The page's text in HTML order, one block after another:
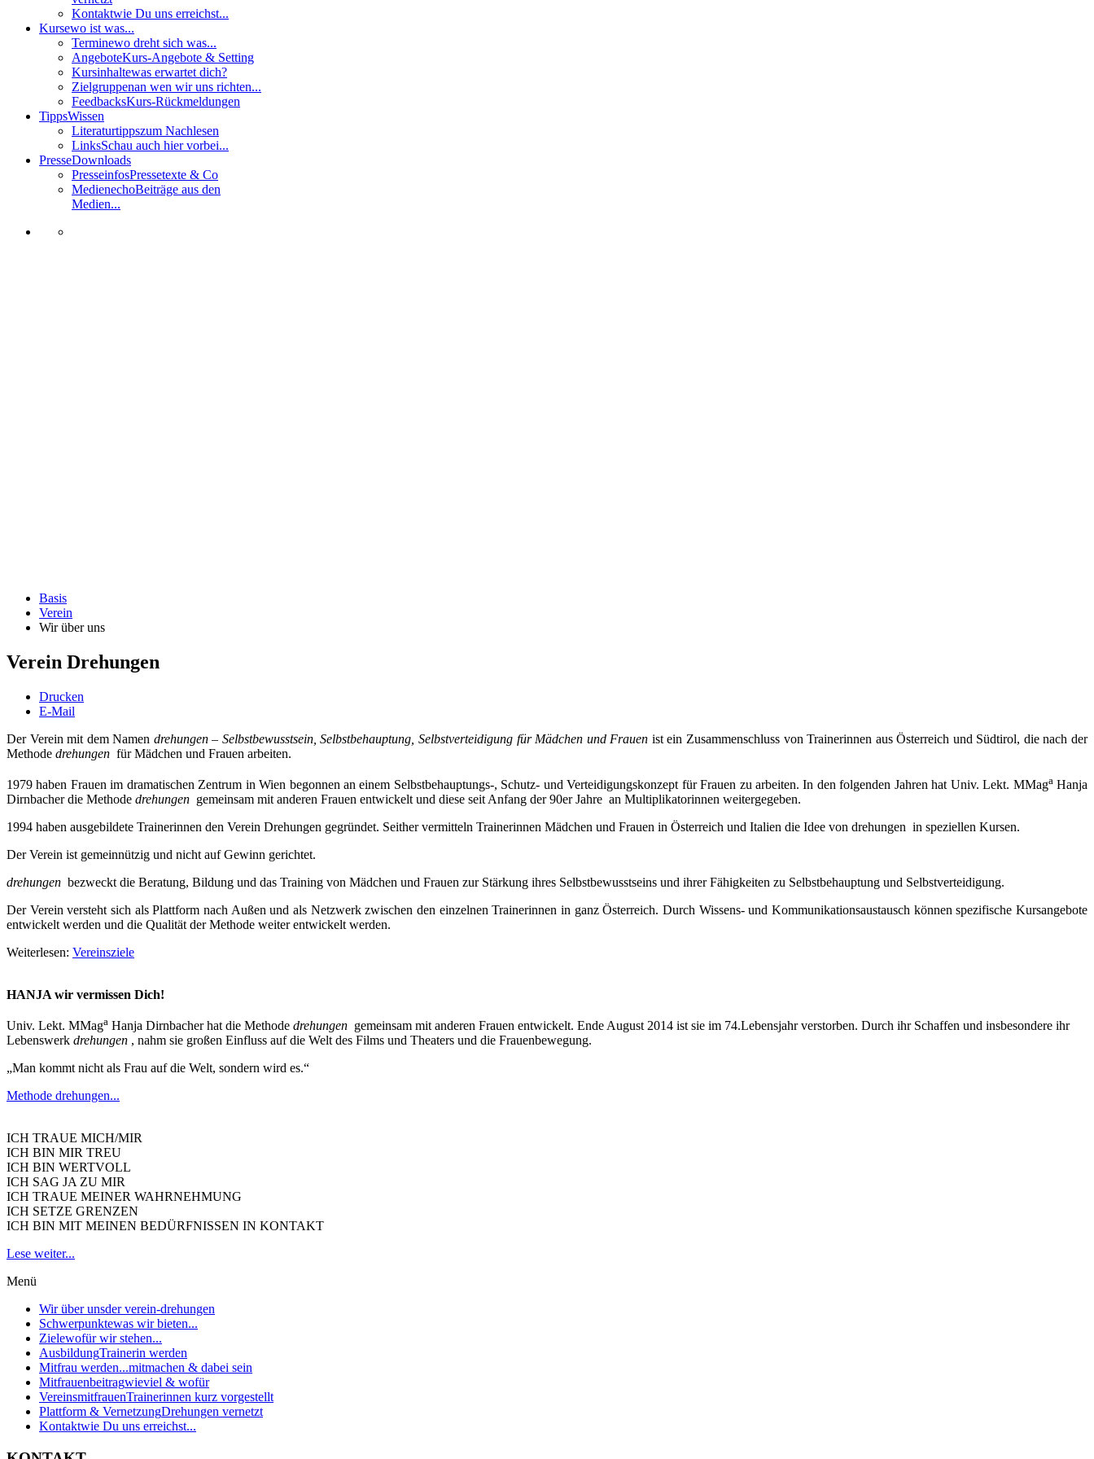
Kontaktwie Du uns erreichst...
Kursewo ist was...
Terminewo dreht sich was...
AngeboteKurs-Angebote & Setting
Kursinhaltewas erwartet dich?
Zielgruppenan wen wir uns richten...
FeedbacksKurs-Rückmeldungen
TippsWissen
Literaturtippszum Nachlesen
LinksSchau auch hier vorbei...
PresseDownloads
PresseinfosPressetexte & Co
MedienechoBeiträge aus den
Medien...
Basis
Verein
Wir über uns
Verein Drehungen
Drucken
E-Mail
Der Verein mit dem Namen drehungen– Selbstbewusstsein, Selbstbehauptung, Selbstverteidigung für Mädchen und Frauen ist ein Zusammenschluss von Trainerinnen aus Österreich und Südtirol, die nach der
Methode drehungen für Mädchen und Frauen arbeiten.
1979 haben Frauen im dramatischen Zentrum in Wien begonnen an einem Selbstbehauptungs-, Schutz- und Verteidigungskonzept für Frauen zu arbeiten. In den folgenden Jahren hat Univ. Lekt. MMagaHanja
Dirnbacher die Methode drehungen gemeinsam mit anderen Frauen entwickelt und diese seit Anfang der 90er Jahre an Multiplikatorinnen weitergegeben.
1994 haben ausgebildete Trainerinnen den Verein Drehungen gegründet. Seither vermitteln Trainerinnen Mädchen und Frauen in Österreich und Italien die Idee von drehungen in speziellen Kursen.
Der Verein ist gemeinnützig und nicht auf Gewinn gerichtet.
drehungen bezweckt die Beratung, Bildung und das Training von Mädchen und Frauen zur Stärkung ihres Selbstbewusstseins und ihrer Fähigkeiten zu Selbstbehauptung und Selbstverteidigung.
Der Verein versteht sich als Plattform nach Außen und als Netzwerk zwischen den einzelnen Trainerinnen in ganz Österreich. Durch Wissens- und Kommunikationsaustausch können spezifische Kursangebote
entwickelt werden und die Qualität der Methode weiter entwickelt werden.
Weiterlesen: Vereinsziele
HANJA wir vermissen Dich!
Univ. Lekt. MMaga Hanja Dirnbacher hat die Methode drehungen gemeinsam mit anderen Frauen entwickelt. Ende August 2014 ist sie im 74.Lebensjahr verstorben. Durch ihr Schaffen und insbesondere ihr
Lebenswerk drehungen , nahm sie großen Einfluss auf die Welt des Films und Theaters und die Frauenbewegung.
„Man kommt nicht als Frau auf die Welt, sondern wird es.“
Methode drehungen...
ICH TRAUE MICH/MIR
ICH BIN MIR TREU
ICH BIN WERTVOLL
ICH SAG JA ZU MIR
ICH TRAUE MEINER WAHRNEHMUNG
ICH SETZE GRENZEN
ICH BIN MIT MEINEN BEDÜRFNISSEN IN KONTAKT
Lese weiter...
Menü
Wir über unsder verein-drehungen
Schwerpunktewas wir bieten...
Zielewofür wir stehen...
AusbildungTrainerin werden
Mitfrau werden...mitmachen & dabei sein
Mitfrauenbeitragwieviel & wofür
VereinsmitfrauenTrainerinnen kurz vorgestellt
Plattform & VernetzungDrehungen vernetzt
Kontaktwie Du uns erreichst...